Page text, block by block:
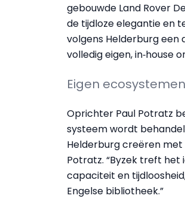
gebouwde Land Rover
de tijdloze elegantie en
volgens Helderburg een
volledig eigen, in‑house
Eigen
Oprichter Paul Potratz
systeem wordt
Helderburg creëren met
Potratz. “Byzek treft
capaciteit en
Engelse bibliotheek.”